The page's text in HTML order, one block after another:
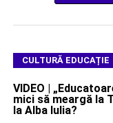
CULTURĂ EDUCAȚIE
VIDEO |
mici să meargă la
la Alba Iulia?